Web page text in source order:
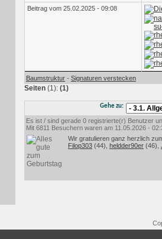
Beitrag vom 25.02.2025 - 09:08
Baumstruktur - Signaturen verstecken
Seiten (1): (1)
Gehe zu:
Es ist / sind gerade 0 registrierte(r) Benutzer
Mit 6811 Besuchern waren am 11.05.2026 -
Wir gratulieren ganz herzlich
Filop303 (44), heldder90er (46),